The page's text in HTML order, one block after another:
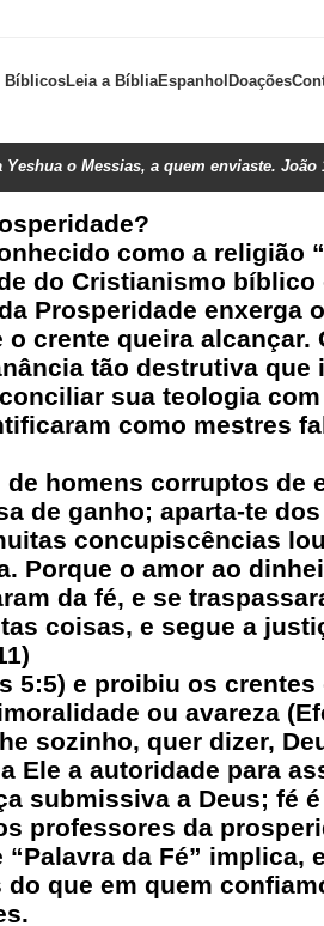
BíblicosLeia a BíbliaEspanholDoações
o Messias, a quem enviaste. João
como a religião
do Cristianismo
Prosperidade enxerga
crente queira alcançar.
tão destrutiva
sua teologia
como mestres
homens corruptos de
de ganho; aparta-te
concupiscências
Porque o amor ao
da fé, e se
coisas, e segue a
5:5) e proibiu os
ou avareza
sozinho, quer dizer,
Ele a autoridade para
submissiva a Deus; fé
professores da
da Fé” implica,
que em quem